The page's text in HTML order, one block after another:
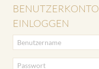
BENUTZERKONTO
EINLOGGEN